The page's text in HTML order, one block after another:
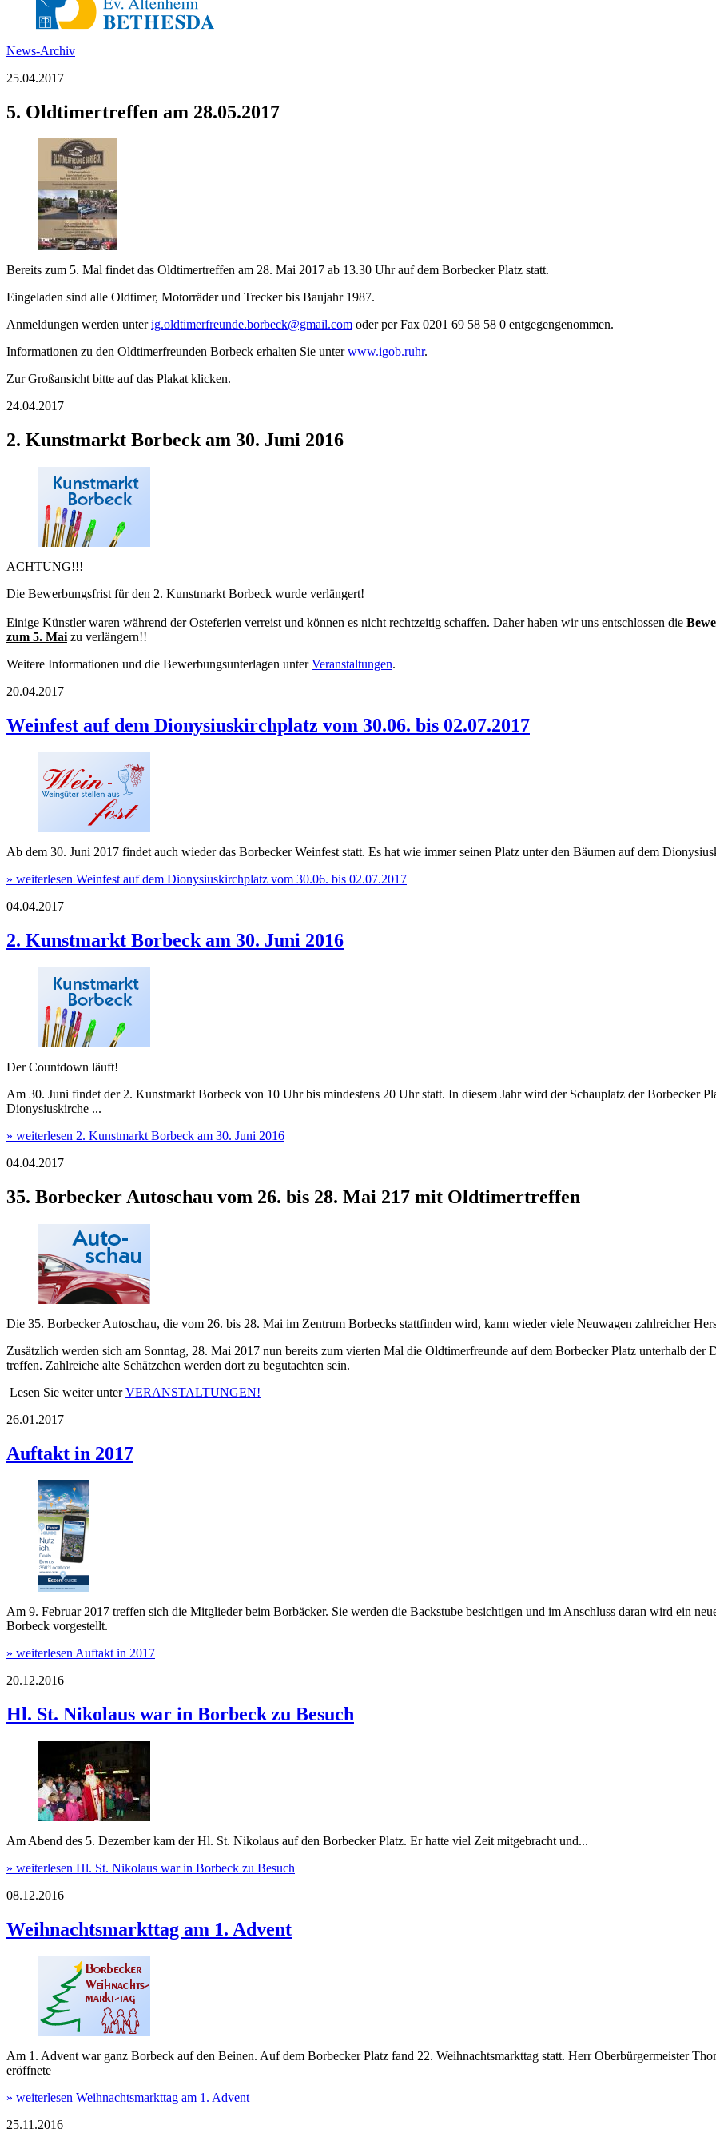
beim CeBo-Initiativkreis Centrum Borbeck e.V.!
News-Archiv
25.04.2017
5. Oldtimertreffen am 28.05.2017
Bereits zum 5. Mal findet das Oldtimertreffen am 28. Mai 2017 ab 13.30 Uhr auf dem Borbecker Platz statt.
Eingeladen sind alle Oldtimer, Motorräder und Trecker bis Baujahr 1987.
Anmeldungen werden unterig.oldtimerfreunde.borbeck@gmail.com oder per Fax 0201 69 58 58 0 entgegengenommen.
Informationen zu den Oldtimerfreunden Borbeck erhalten Sie unterwww.igob.ruhr.
Zur Großansicht bitte auf das Plakat klicken.
24.04.2017
2. Kunstmarkt Borbeck am 30. Juni 2016
ACHTUNG!!!
Die Bewerbungsfrist für den 2. Kunstmarkt Borbeck wurde verlängert!
Einige Künstler waren während der Osteferien verreist und können es nicht rechtzeitig schaffen. Daher haben wir uns entschlossen die
zum 5. Mai zu verlängern!!
Weitere Informationen und die Bewerbungsunterlagen unterVeranstaltungen.
20.04.2017
Weinfest auf dem Dionysiuskirchplatz vom 30.06. bis 02.07.2017
Ab dem 30. Juni 2017 findet auch wieder das Borbecker Weinfest statt. Es hat wie immer seinen Platz unter den Bäumen auf dem
» weiterlesen Weinfest auf dem Dionysiuskirchplatz vom 30.06. bis 02.07.2017
04.04.2017
2. Kunstmarkt Borbeck am 30. Juni 2016
Der Countdown läuft!
Am 30. Juni findet der 2. Kunstmarkt Borbeck von 10 Uhr bis mindestens 20 Uhr statt. In diesem Jahr wird der Schauplatz der Borbecker
Dionysiuskirche ...
» weiterlesen 2. Kunstmarkt Borbeck am 30. Juni 2016
04.04.2017
35. Borbecker Autoschau vom 26. bis 28. Mai 217 mit Oldtimertreffen
Die 35. Borbecker Autoschau, die vom 26. bis 28. Mai im Zentrum Borbecks stattfinden wird, kann wieder viele Neuwagen zahlreicher
Zusätzlich werden sich am Sonntag, 28. Mai 2017 nun bereits zum vierten Mal die Oldtimerfreunde auf dem Borbecker Platz unterhalb der
treffen. Zahlreiche alte Schätzchen werden dort zu begutachten sein.
Lesen Sie weiter unterVERANSTALTUNGEN!
26.01.2017
Auftakt in 2017
Am 9. Februar 2017 treffen sich die Mitglieder beim Borbäcker. Sie werden die Backstube besichtigen und im Anschluss daran wird ein
Borbeck vorgestellt.
» weiterlesenAuftakt in 2017
20.12.2016
Hl. St. Nikolaus war in Borbeck zu Besuch
Am Abend des 5. Dezember kam der Hl. St. Nikolaus auf den Borbecker Platz. Er hatte viel Zeit mitgebracht und...
» weiterlesen Hl. St. Nikolaus war in Borbeck zu Besuch
08.12.2016
Weihnachtsmarkttag am 1. Advent
Am 1. Advent war ganz Borbeck auf den Beinen. Auf dem Borbecker Platz fand 22. Weihnachtsmarkttag statt. Herr Oberbürgermeister
eröffnete
» weiterlesen Weihnachtsmarkttag am 1. Advent
25.11.2016